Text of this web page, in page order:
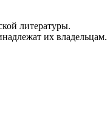
литературы.
их владельцам.